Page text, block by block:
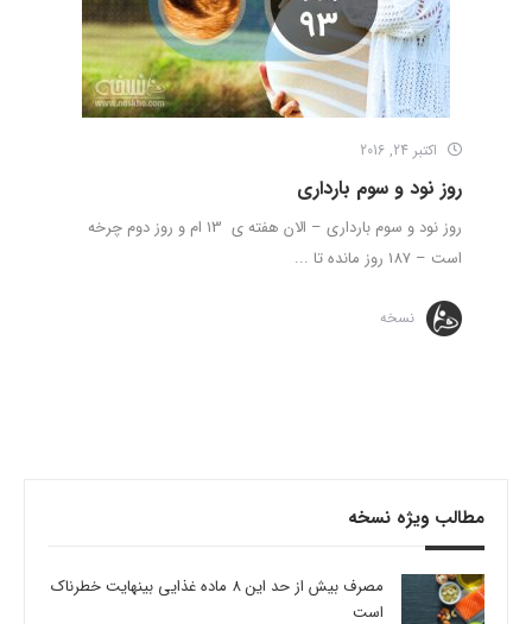
اکتبر 24, 2016
روز نود و سوم بارداری
روز نود و سوم بارداری – الان هفته ی 13 ام و روز دوم چرخه
است – 187 روز مانده تا ...
نسخه
مطالب ویژه نسخه
مصرف بیش از حد این 8 ماده غذایی بینهایت خطرناک
است